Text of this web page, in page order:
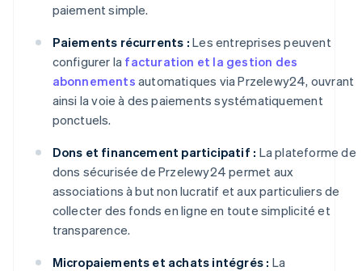
paiement simple.
Paiements récurrents : Les entreprises peuvent
configurer la facturation et la gestion des
abonnements automatiques via Przelewy24, ouvrant
ainsi la voie à des paiements systématiquement
ponctuels.
Dons et financement participatif : La plateforme de
dons sécurisée de Przelewy24 permet aux
associations à but non lucratif et aux particuliers de
collecter des fonds en ligne en toute simplicité et
transparence.
Micropaiements et achats intégrés : La